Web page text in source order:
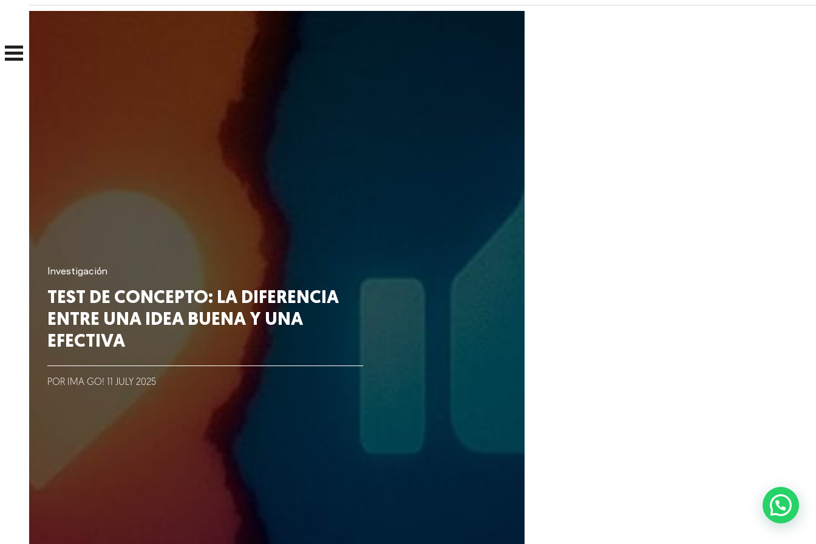
Lo que hacemos
Blog
Talento
Conversemos
Investigación
TEST DE CONCEPTO: LA DIFERENCIA
ENTRE UNA IDEA BUENA Y UNA
EFECTIVA
POR IMA GO! 11 JULY 2025